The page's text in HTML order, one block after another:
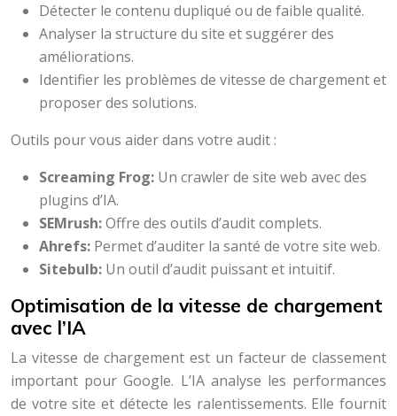
Détecter le contenu dupliqué ou de faible qualité.
Analyser la structure du site et suggérer des
améliorations.
Identifier les problèmes de vitesse de chargement et
proposer des solutions.
Outils pour vous aider dans votre audit :
Screaming Frog: Un crawler de site web avec des
plugins d’IA.
SEMrush:Offre des outils d’audit complets.
Ahrefs: Permet d’auditer la santé de votre site web.
Sitebulb: Un outil d’audit puissant et intuitif.
Optimisation de la vitesse de chargement
avec l’IA
La vitesse de chargement est un facteur de classement
important pour Google. L’IA analyse les performances
de votre site et détecte les ralentissements. Elle fournit